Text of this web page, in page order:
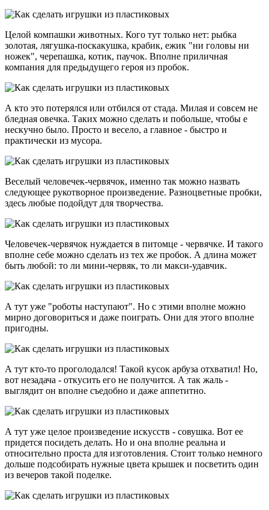
Целой компашки животных. Кого тут только нет: рыбка
золотая, лягушка-поскакушка, крабик, ежик "ни головы ни
ножек", черепашка, котик, паучок. Вполне приличная
компания для предыдущего героя из пробок.
А кто это потерялся или отбился от стада. Милая и совсем не
бледная овечка. Таких можно сделать и побольше, чтобы е
нескучно было. Просто и весело, а главное - быстро и
практически из мусора.
Веселый человечек-червячок, именно так можно назвать
следующее рукотворное произведение. Разноцветные пробки,
здесь любые подойдут для творчества.
Человечек-червячок нуждается в питомце - червячке. И такого
вполне себе можно сделать из тех же пробок. А длина может
быть любой: то ли мини-червяк, то ли макси-удавчик.
А тут уже "роботы наступают". Но с этими вполне можно
мирно договориться и даже поиграть. Они для этого вполне
пригодны.
А тут кто-то проголодался! Такой кусок арбуза отхватил! Но,
вот незадача - откусить его не получится. А так жаль -
выглядит он вполне съедобно и даже аппетитно.
А тут уже целое произведение искусств - совушка. Вот ее
придется посидеть делать. Но и она вполне реальна и
относительно проста для изготовления. Стоит только немного
дольше подсобирать нужные цвета крышек и посветить один
из вечеров такой поделке.